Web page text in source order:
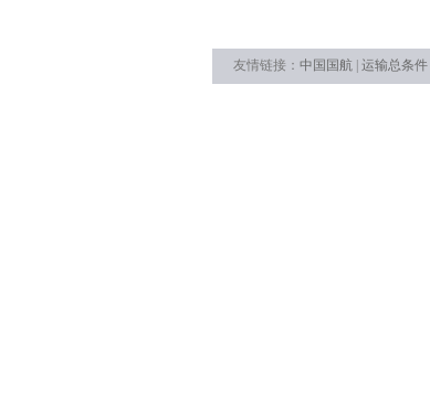
友情链接： 中国国航 运输总条件